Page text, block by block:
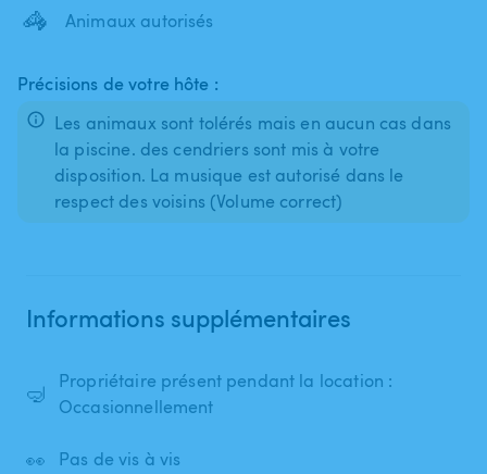
🦓 Animaux autorisés
Précisions de votre hôte :
Les animaux sont tolérés mais en aucun cas dans
la piscine. des cendriers sont mis à votre
disposition. La musique est autorisé dans le
respect des voisins (Volume correct)
Informations supplémentaires
🤿
Propriétaire présent pendant la location :
Occasionnellement
👀 Pas de vis à vis